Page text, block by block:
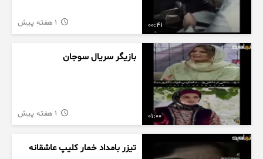
00:41
01:00
بازیگر سریال سوجان
تیزر بامداد خمار کلیپ عاشقانه